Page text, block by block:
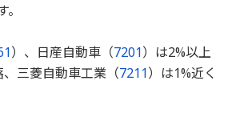
）、日産自動車（7201）は2%以上
三菱自動車工業（7211）は1%近く